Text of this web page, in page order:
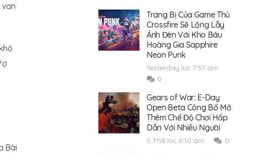
Bài
Trang Bị Của Game Thủ
Crossfire Sẽ Lộng Lẫy
Ánh Đèn Với Kho Báu
Hoàng Gia Sapphire
Neon Punk
Yesterday lúc 7:57 am
0
Gears of War: E-Day
Open Beta Công Bố Mở
Thêm Chế Độ Chơi Hấp
Dẫn Với Nhiều Người
5 Th8 lúc 6:10 am 0